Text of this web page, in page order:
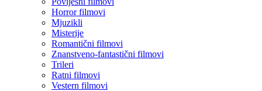
Horror filmovi
Mjuzikli
Misterije
Romantični filmovi
Znanstveno-fantastični filmovi
Trileri
Ratni filmovi
Vestern filmovi